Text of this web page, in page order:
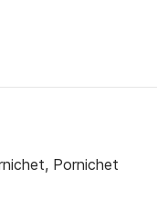
Pornichet